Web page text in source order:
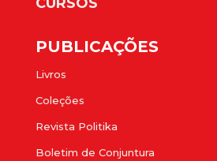
PUBLICAÇÕES
Livros
Coleções
Revista Politika
Boletim de Conjuntura